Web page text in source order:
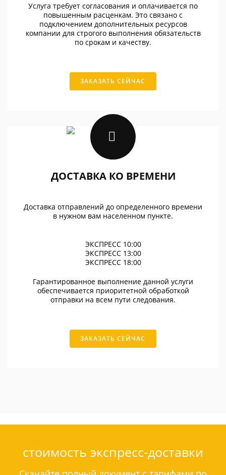
Услуга требует согласования и оплачивается по
повышенным расценкам. Это связано с
подключением дополнительных ресурсов
компании для строгого выполнения обязательств
по срокам и качеству.
ЗАКАЗАТЬ СЕЙЧАС
ДОСТАВКА КО ВРЕМЕНИ
Доставка отправлений до определенного времени
в нужном вам населенном пункте.
ЭКСПРЕСС 10:00
ЭКСПРЕСС 13:00
ЭКСПРЕСС 18:00
Гарантированное выполнение данной услуги
обеспечивается приоритетной обработкой
отправки на всем пути следования.
ЗАКАЗАТЬ СЕЙЧАС
стоимость экспресс-доставки